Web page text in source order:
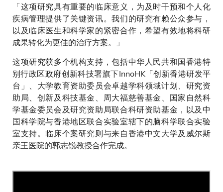
「这项研究具有重要的临床意义，为及时干预和个人化
疾病管理提供了关键资讯。我们的研究有赖公众参与，
以及临床医生和科学家的紧密合作，希望有效地将科研
成果转化为更佳的治疗方案。」
这项研究获多个机构支持，包括中华人民共和国香港特
别行政区政府创新科技署旗下InnoHK「创新香港研发平
台」、大学教育资助委员会卓越学科领域计划、研究资
助局、创新及科技基金、周大福慈善基金、国家自然科
学基金委员会及研究资助局联合科研资助基金，以及中
国科学院与香港地区联合实验室辖下的脑科学联合实验
室支持。临床个案研究则与来自香港中文大学及威尔斯
亲王医院的郭志锐教授合作完成。